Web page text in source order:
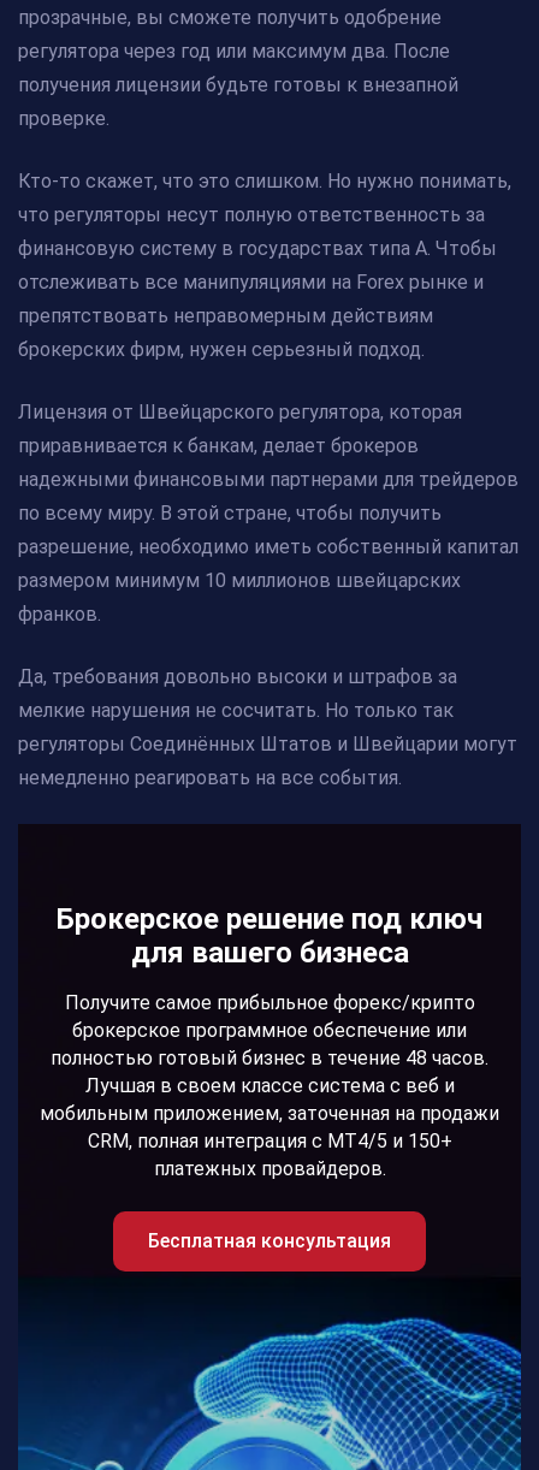
прозрачные, вы сможете получить одобрение
регулятора через год или максимум два. После
получения лицензии будьте готовы к внезапной
проверке.
Кто-то скажет, что это слишком. Но нужно понимать,
что регуляторы несут полную ответственность за
финансовую систему в государствах типа А. Чтобы
отслеживать все манипуляциями на Forex рынке и
препятствовать неправомерным действиям
брокерских фирм, нужен серьезный подход.
Лицензия от Швейцарского регулятора, которая
приравнивается к банкам, делает брокеров
надежными финансовыми партнерами для трейдеров
по всему миру. В этой стране, чтобы получить
разрешение, необходимо иметь собственный капитал
размером минимум 10 миллионов швейцарских
франков.
Да, требования довольно высоки и штрафов за
мелкие нарушения не сосчитать. Но только так
регуляторы Соединённых Штатов и Швейцарии могут
немедленно реагировать на все события.
Брокерское решение под ключ
для вашего бизнеса
Получите самое прибыльное форекс/крипто
брокерское программное обеспечение или
полностью готовый бизнес в течение 48 часов.
Лучшая в своем классе система с веб и
мобильным приложением, заточенная на продажи
CRM, полная интеграция с МТ4/5 и 150+
платежных провайдеров.
Бесплатная консультация